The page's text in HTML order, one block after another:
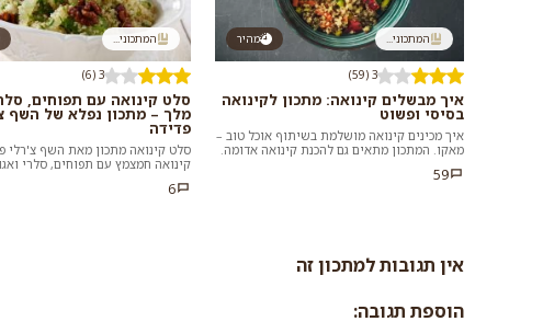
מהיר המתכוני...
3 (59)
איך מבשלים קינואה: מתכון לקינואה
בסיסי ופשוט
איך מכינים קינואה מושלמת בשיתוף אוכל טוב –
מאקו. המתכון מתאים גם להכנת קינואה אדומה.
59
המתכוני...
3 (6)
סלט קינואה עם תפוחים,
מלך – מתכון נפלא של השף
פדידה
סלט קינואה מתכון מאת השף צ'רלי
קינואה חמצמץ עם תפוחים, סלרי
6
אין תגובות למתכון זה
הוספת תגובה: